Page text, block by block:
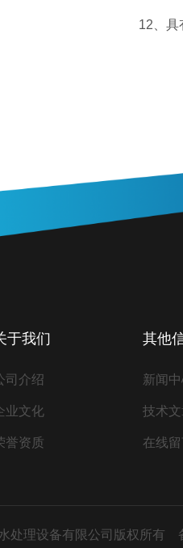
12、具有
于我们
司介绍
业文化
誉资质
其他
新闻
技术
在线
处理设备有限公司版权所有